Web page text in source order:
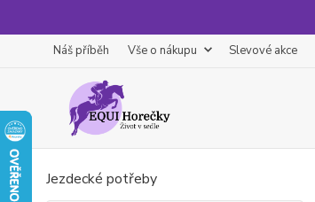
Náš příběh Vše o nákupu Slevové akce
Jezdecké potřeby